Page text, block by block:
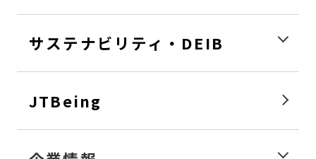
サステナビリティ・DEIB
JTBeing